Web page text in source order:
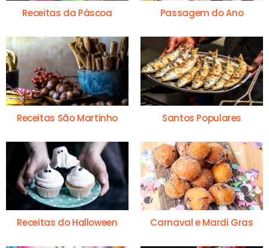
Receitas da Páscoa Passagem do Ano
Receitas São Martinho Santos Populares
Receitas do Halloween Carnaval e Mardi Gras